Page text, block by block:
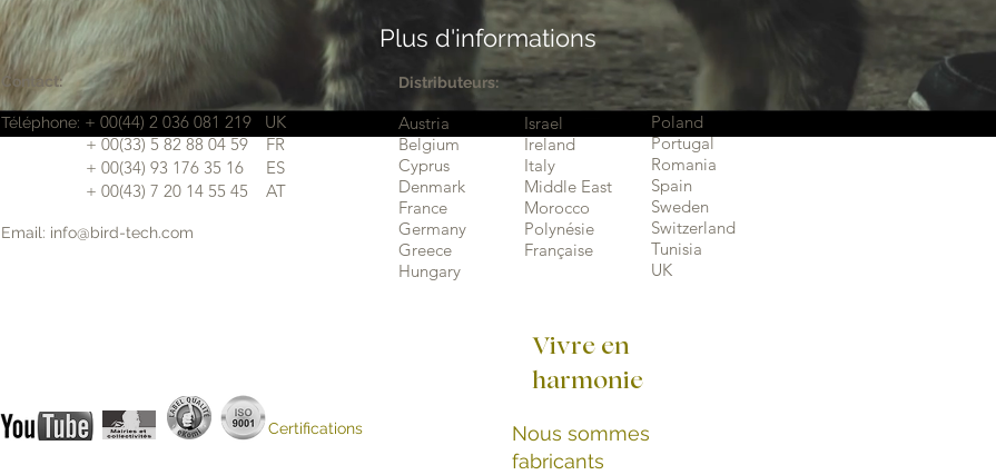
Plus d'informations
Contact:
Téléphone: + 00(44) 2 036 081 219 UK
​ + 00(33) 5 82 88 04 59 FR
​ + 00(34) 93 176 35 16 ES
+ 00(43) 7 20 14 55 45 AT
Email: info@bird-tech.com
Certifications
Distributeurs:
Austria
Belgium
Cyprus
Denmark
France
Germany
Greece
Hungary
Israel
Ireland
Italy
Middle East
Morocco
Polynésie
Française
Poland
Portugal
Romania
Spain
Sweden
Switzerland
Tunisia
UK
Vivre en
harmonie
Nous sommes
fabricants